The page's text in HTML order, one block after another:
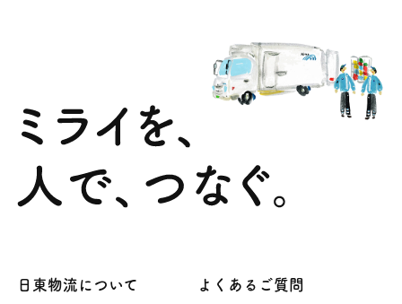
日東物流について よくあるご質問